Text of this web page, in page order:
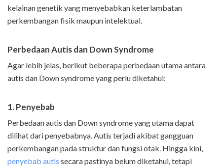
kelainan genetik yang menyebabkan keterlambatan
perkembangan fisik maupun intelektual.
Perbedaan Autis dan Down Syndrome
Agar lebih jelas, berikut beberapa perbedaan utama antara
autis dan Down syndrome yang perlu diketahui:
1. Penyebab
Perbedaan autis dan Down syndrome yang utama dapat
dilihat dari penyebabnya. Autis terjadi akibat gangguan
perkembangan pada struktur dan fungsi otak. Hingga kini,
penyebab autis secara pastinya belum diketahui, tetapi